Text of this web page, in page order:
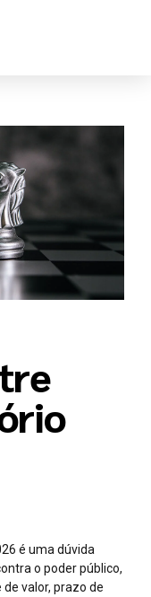
é uma dúvida
o poder público,
valor, prazo de